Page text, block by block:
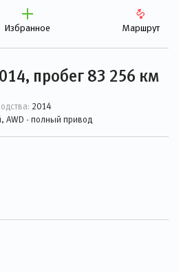
Избранное Маршрут
пробег 83 256 км
2014
AWD - полный привод